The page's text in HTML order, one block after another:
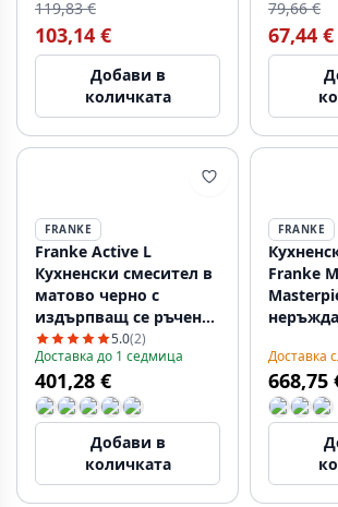
119,83 €
103,14 €
Добави в
количката
79,66 €
67,44 €
FRANKE
Franke Active L
Кухненски смесител в
матово черно с
издърпващ се ръчен
душ 115.0653.382
5.0(2)
Доставка до 1 седмица
401,28 €
Добави в
количката
FRANKE
Franke
Доставка
668,75